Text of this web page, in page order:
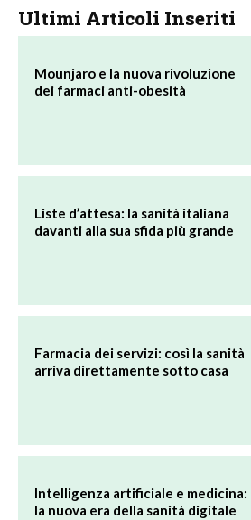
Ultimi Articoli Inseriti
Mounjaro e la nuova rivoluzione
dei farmaci anti-obesità
Liste d’attesa: la sanità italiana
davanti alla sua sfida più grande
Farmacia dei servizi: così la sanità
arriva direttamente sotto casa
Intelligenza artificiale e medicina:
la nuova era della sanità digitale